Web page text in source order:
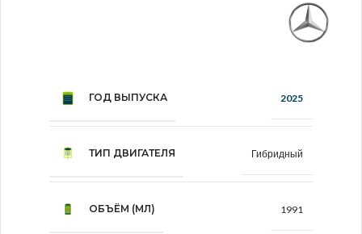
ГОД ВЫПУСКА 2025
ТИП ДВИГАТЕЛЯ Гибридный
ОБЪЁМ (МЛ) 1991